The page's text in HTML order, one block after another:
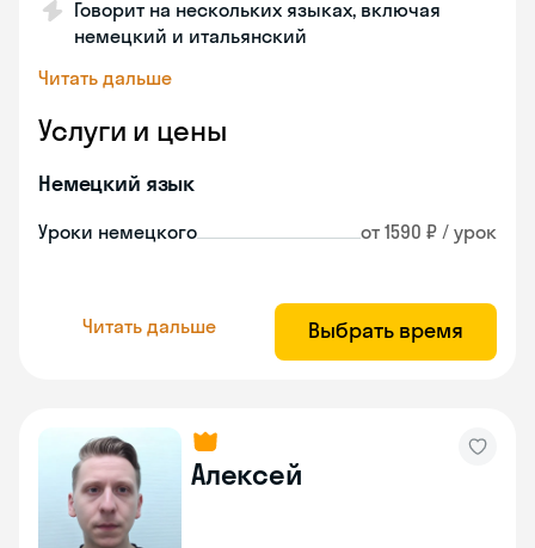
Говорит на нескольких языках, включая
немецкий и итальянский
Читать дальше
Услуги и цены
Немецкий язык
Уроки немецкого от 1590 ₽ / урок
Читать дальше Выбрать время
Алексей